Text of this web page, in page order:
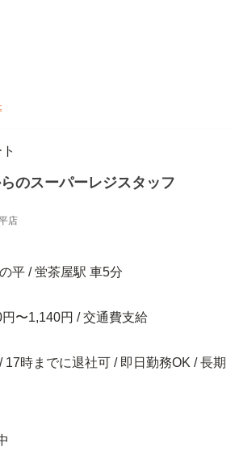
のスーパーレジスタッフ
店
平 / 蛍茶屋駅 車5分
〜1,140円 / 交通費支給
17時までに退社可 / 即日勤務OK / 長期